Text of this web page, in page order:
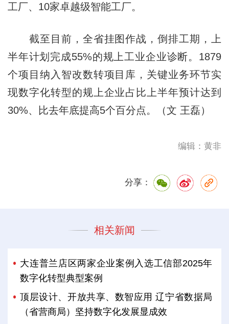
工厂、10家卓越级智能工厂。
截至目前，全省挂图作战，倒排工期，上
半年计划完成55%的规上工业企业诊断。1879
个项目纳入智改数转项目库，关键业务环节实
现数字化转型的规上企业占比上半年预计达到
30%、比去年底提高5个百分点。（文 王磊）
编辑：黄非
分享：
相关新闻
大连普兰店区两家企业案例入选工信部2025年
数字化转型典型案例
顶层设计、开放共享、数智应用 辽宁省数据局
（省营商局）坚持数字化发展显成效